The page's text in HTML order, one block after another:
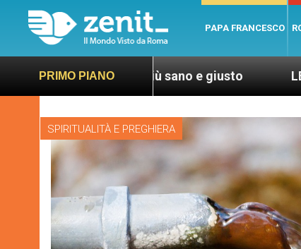
PAPA FRANCESCO
PRIMO PIANO
più sano e giusto LEV: “Papa
SPIRITUALITÀ E PREGHIERA